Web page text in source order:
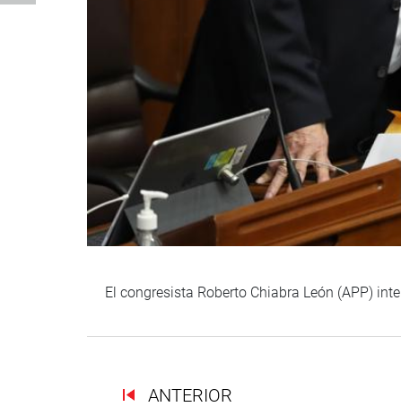
El congresista Roberto Chiabra León (APP)
ANTERIOR